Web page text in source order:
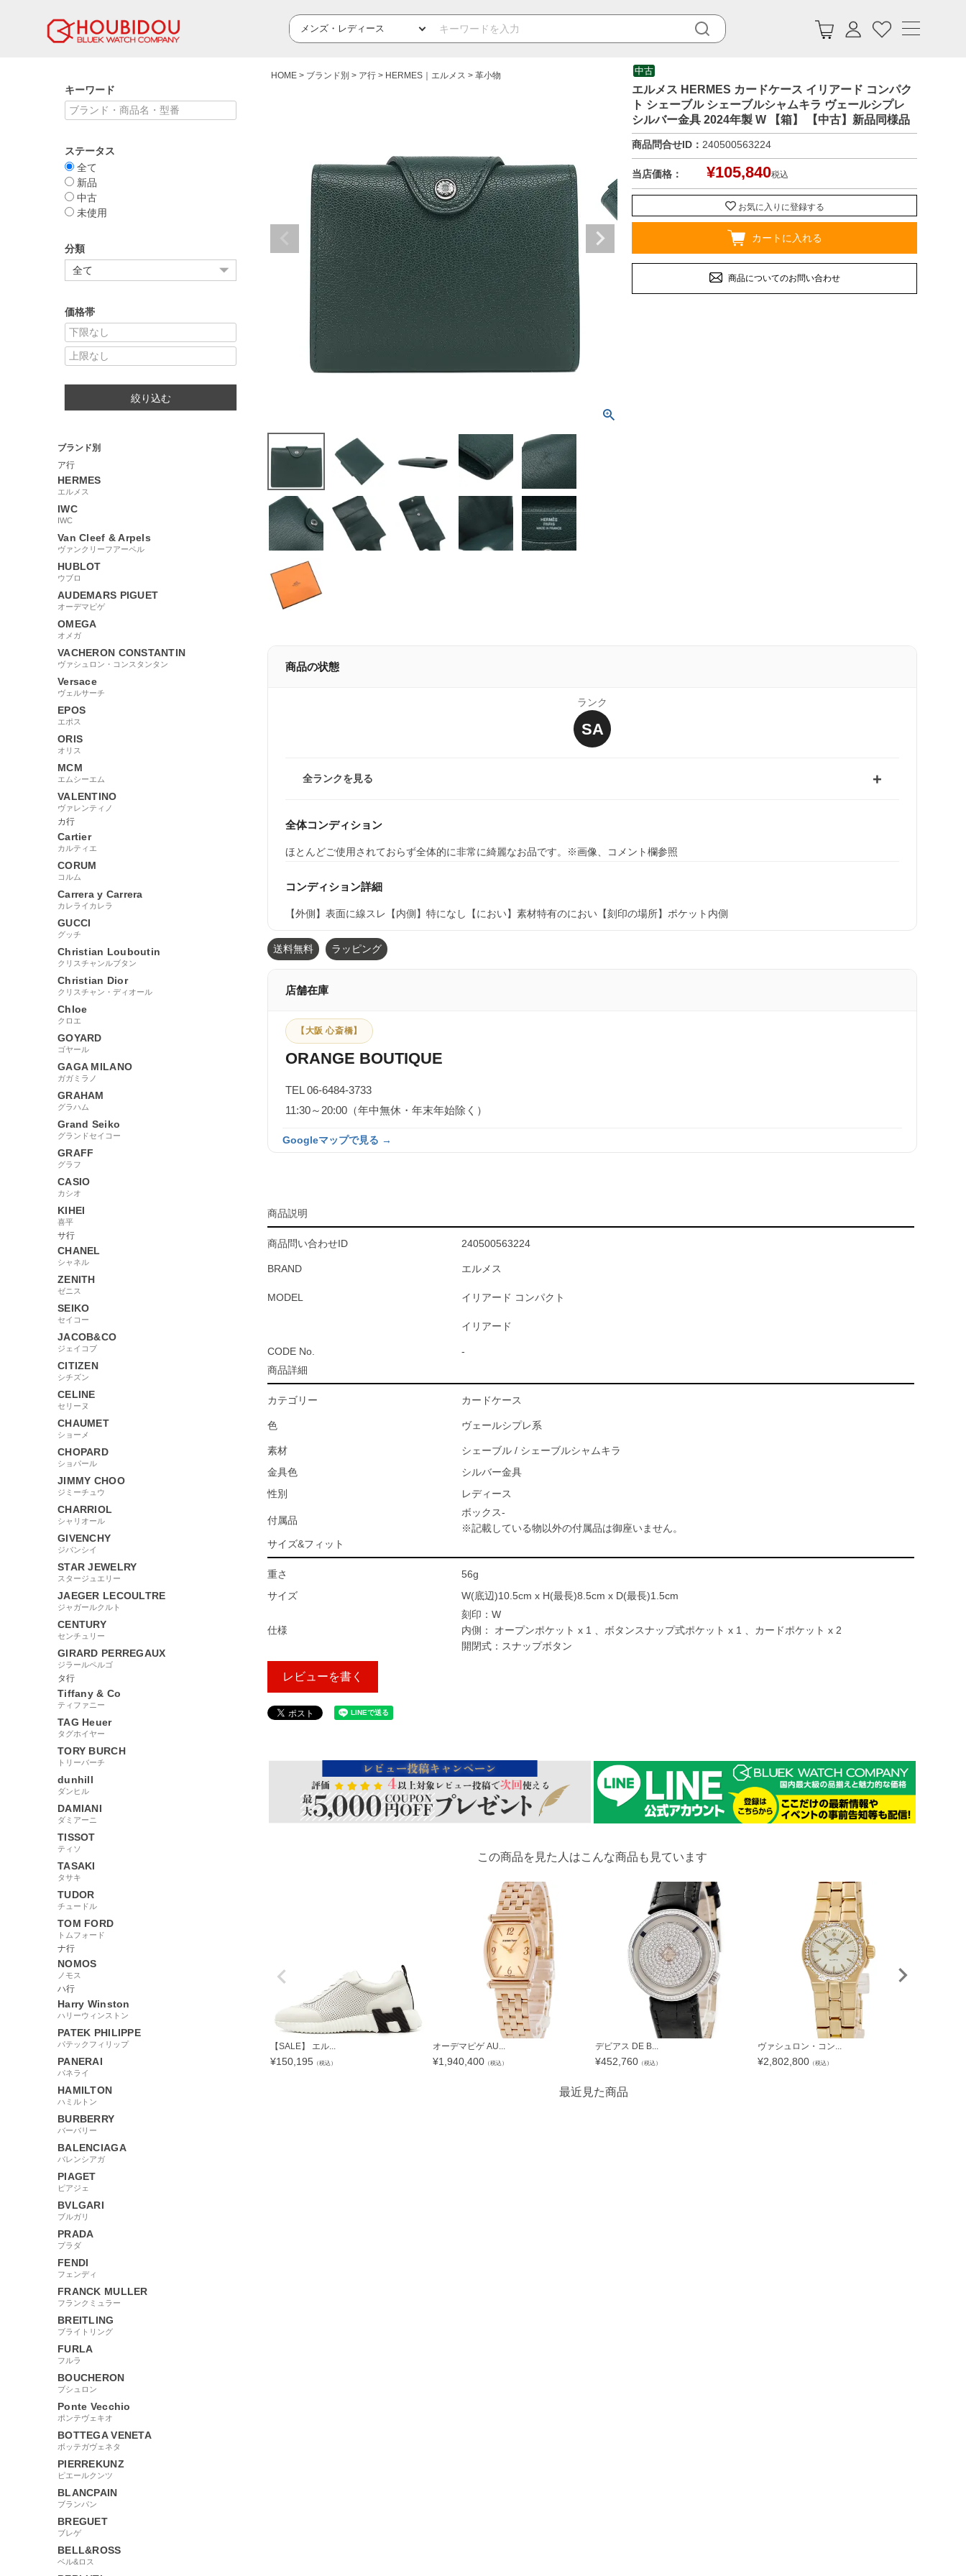
キーワード
ステータス
全て
新品
中古
未使用
分類
価格帯
絞り込む
ブランド別
ア行
HERMES
エルメス
IWC
IWC
Van Cleef & Arpels
ヴァンクリーフアーペル
HUBLOT
ウブロ
AUDEMARS PIGUET
オーデマピゲ
OMEGA
オメガ
VACHERON CONSTANTIN
ヴァシュロン・コンスタンタン
Versace
ヴェルサーチ
EPOS
エポス
ORIS
オリス
MCM
エムシーエム
VALENTINO
ヴァレンティノ
カ行
Cartier
カルティエ
CORUM
コルム
Carrera y Carrera
カレライカレラ
GUCCI
グッチ
Christian Louboutin
クリスチャンルブタン
Christian Dior
クリスチャン・ディオール
Chloe
クロエ
GOYARD
ゴヤール
GAGA MILANO
ガガミラノ
GRAHAM
グラハム
Grand Seiko
グランドセイコー
GRAFF
グラフ
CASIO
カシオ
KIHEI
喜平
サ行
CHANEL
シャネル
ZENITH
ゼニス
SEIKO
セイコー
JACOB&CO
ジェイコブ
CITIZEN
シチズン
CELINE
セリーヌ
CHAUMET
ショーメ
CHOPARD
ショパール
JIMMY CHOO
ジミーチュウ
CHARRIOL
シャリオール
GIVENCHY
ジバンシイ
STAR JEWELRY
スタージュエリー
JAEGER LECOULTRE
ジャガールクルト
CENTURY
センチュリー
GIRARD PERREGAUX
ジラールペルゴ
タ行
Tiffany & Co
ティファニー
TAG Heuer
タグホイヤー
TORY BURCH
トリーバーチ
dunhill
ダンヒル
DAMIANI
ダミアーニ
TISSOT
ティソ
TASAKI
タサキ
TUDOR
チュードル
TOM FORD
トムフォード
ナ行
NOMOS
ノモス
ハ行
Harry Winston
ハリーウィンストン
PATEK PHILIPPE
パテックフィリップ
PANERAI
パネライ
HAMILTON
ハミルトン
BURBERRY
バーバリー
BALENCIAGA
バレンシアガ
PIAGET
ピアジェ
BVLGARI
ブルガリ
PRADA
プラダ
FENDI
フェンディ
FRANCK MULLER
フランクミュラー
BREITLING
ブライトリング
FURLA
フルラ
BOUCHERON
ブシュロン
Ponte Vecchio
ポンテヴェキオ
BOTTEGA VENETA
ボッテガヴェネタ
PIERREKUNZ
ピエールクンツ
BLANCPAIN
ブランパン
BREGUET
ブレゲ
BELL&ROSS
ベル&ロス
HOME ブランド別 ア行 HERMES｜エルメス 革小物 中古
エルメス HERMES カードケース イリアード コンパク
ト シェーブル シェーブルシャムキラ ヴェールシプレ
シルバー金具 2024年製 W 【箱】 【中古】新品同様品
商品問合せID： 240500563224
当店価格： ¥105,840税込
お気に入りに登録する
カートに入れる
商品についてのお問い合わせ
商品の状態
ランク
SA
全ランクを見る
全体コンディション
ほとんどご使用されておらず全体的に非常に綺麗なお品です。※画像、コメント欄参照
コンディション詳細
【外側】表面に線スレ【内側】特になし【におい】素材特有のにおい【刻印の場所】ポケット内側
送料無料 ラッピング
店舗在庫
【大阪 心斎橋】
ORANGE BOUTIQUE
TEL 06-6484-3733
11:30～20:00（年中無休・年末年始除く）
Googleマップで見る →
商品説明
商品問い合わせID 240500563224
BRAND エルメス
MODEL イリアード コンパクト
イリアード
CODE No.
-
商品詳細
カテゴリー カードケース
色 ヴェールシプレ系
素材
シェーブル / シェーブルシャムキラ
金具色
シルバー金具
性別
レディース
付属品
ボックス-
※記載している物以外の付属品は御座いません。
サイズ&フィット
重さ
56g
サイズ
W(底辺)10.5cm x H(最長)8.5cm x D(最長)1.5cm
仕様
刻印：W
内側： オープンポケット x 1 、ボタンスナップ式ポケット x 1 、カードポケット x 2
開閉式：スナップボタン
レビューを書く
この商品を見た人はこんな商品も見ています
【SALE】 エル...
¥150,195 （税込）
オーデマピゲ AU...
¥1,940,400 （税込）
デビアス DE B...
¥452,760 （税込）
ヴァシュロン・コン...
¥2,802,800 （税込）
最近見た商品